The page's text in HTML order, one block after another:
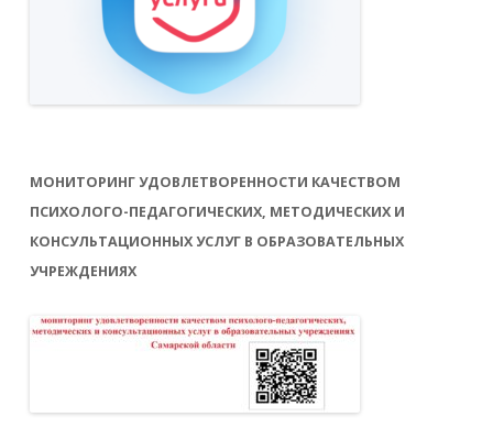
МОНИТОРИНГ УДОВЛЕТВОРЕННОСТИ КАЧЕСТВОМ
ПСИХОЛОГО-ПЕДАГОГИЧЕСКИХ, МЕТОДИЧЕСКИХ И
КОНСУЛЬТАЦИОННЫХ УСЛУГ В ОБРАЗОВАТЕЛЬНЫХ
УЧРЕЖДЕНИЯХ